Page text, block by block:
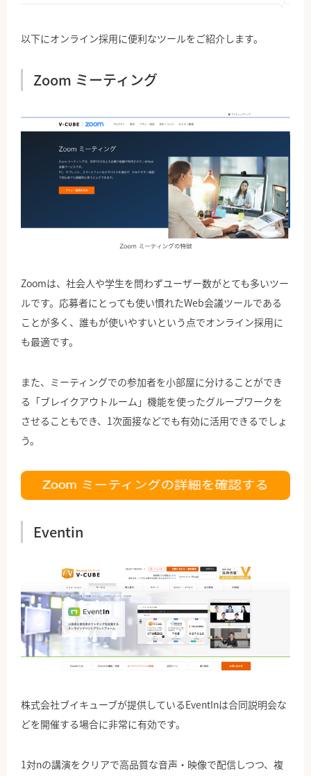
以下にオンライン採用に便利なツールをご紹介します。
Zoom ミーティング
Zoomは、社会人や学生を問わずユーザー数がとても多いツー
ルです。応募者にとっても使い慣れたWeb会議ツールである
ことが多く、誰もが使いやすいという点でオンライン採用に
も最適です。
また、ミーティングでの参加者を小部屋に分けることができ
る「ブレイクアウトルーム」機能を使ったグループワークを
させることもでき、1次面接などでも有効に活用できるでしょ
う。
Eventin
株式会社ブイキューブが提供しているEventInは合同説明会な
どを開催する場合に非常に有効です。
1対nの講演をクリアで高品質な音声・映像で配信しつつ、複